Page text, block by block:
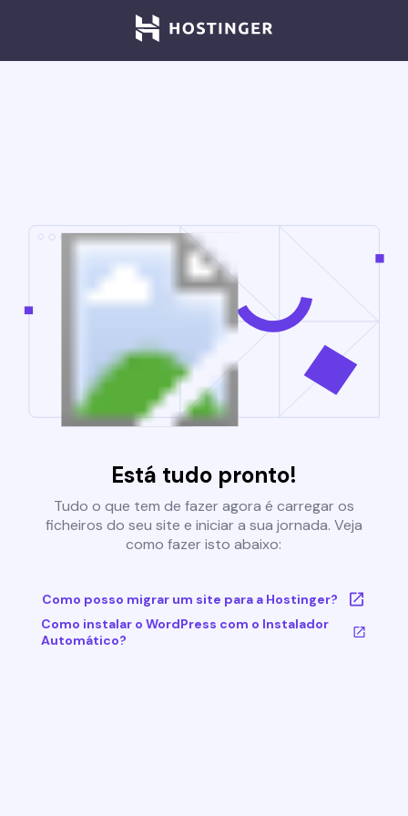
Está tudo pronto!
Tudo o que tem de fazer agora é carregar os
ficheiros do seu site e iniciar a sua jornada. Veja
como fazer isto abaixo:
Como posso migrar um site para a Hostinger?
Como instalar o WordPress com o Instalador
Automático?